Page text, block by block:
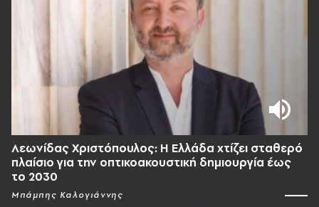
Λεωνίδας Χριστόπουλος: Η Ελλάδα χτίζει σταθερό
πλαίσιο για την οπτικοακουστική δημιουργία έως
το 2030
Μπάμπης Καλογιάννης